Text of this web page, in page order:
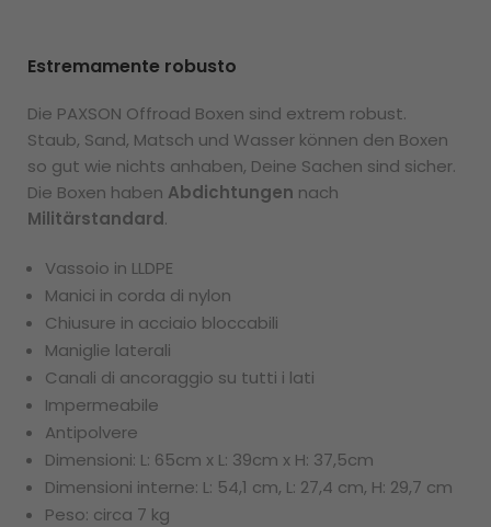
Estremamente robusto
Die PAXSON Offroad Boxen sind extrem robust.
Staub, Sand, Matsch und Wasser können den Boxen
so gut wie nichts anhaben, Deine Sachen sind sicher.
Die Boxen haben Abdichtungen nach
Militärstandard.
Vassoio in LLDPE
Manici in corda di nylon
Chiusure in acciaio bloccabili
Maniglie laterali
Canali di ancoraggio su tutti i lati
Impermeabile
Antipolvere
Dimensioni: L: 65cm x L: 39cm x H: 37,5cm
Dimensioni interne: L: 54,1 cm, L: 27,4 cm, H: 29,7 cm
Peso: circa 7 kg